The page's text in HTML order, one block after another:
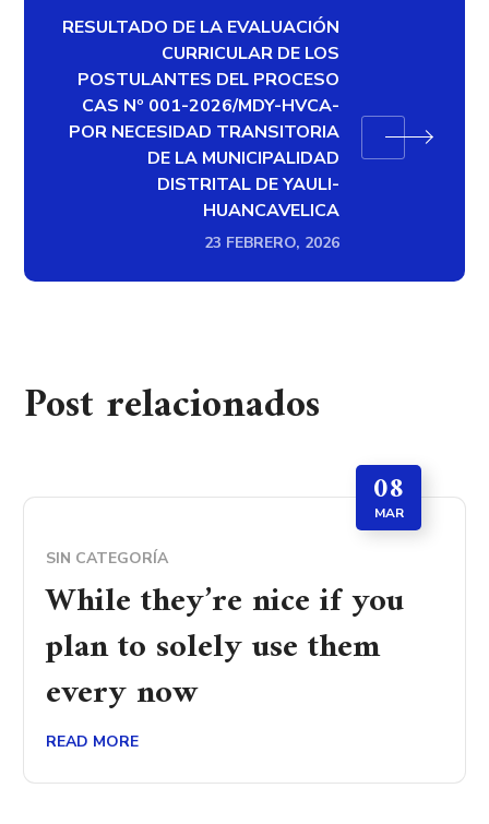
RESULTADO DE LA EVALUACIÓN
CURRICULAR DE LOS
POSTULANTES DEL PROCESO
CAS Nº 001-2026/MDY-HVCA-
POR NECESIDAD TRANSITORIA
DE LA MUNICIPALIDAD
DISTRITAL DE YAULI-
HUANCAVELICA
23 FEBRERO, 2026
Post relacionados
08
MAR
SIN CATEGORÍA
While they’re nice if you
plan to solely use them
every now
READ MORE